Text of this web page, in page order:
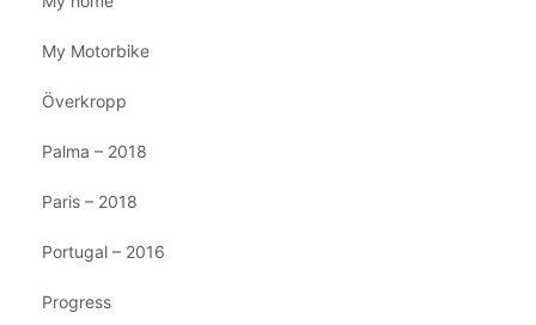
My Motorbike
Överkropp
Palma – 2018
Paris – 2018
Portugal – 2016
Progress